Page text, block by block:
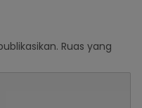
Ruas yang